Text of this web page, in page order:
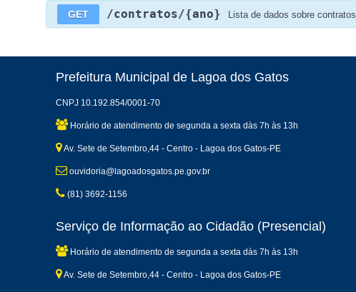
GET /contratos/{ano} Lista de dados sobre contratos
Prefeitura Municipal de Lagoa dos Gatos
CNPJ 10.192.854/0001-70
Horário de atendimento de segunda a sexta dàs 7h às 13h
Av. Sete de Setembro,44 - Centro - Lagoa dos Gatos-PE
ouvidoria@lagoadosgatos.pe.gov.br
(81) 3692-1156
Serviço de Informação ao Cidadão (Presencial)
Horário de atendimento de segunda a sexta dàs 7h às 13h
Av. Sete de Setembro,44 - Centro - Lagoa dos Gatos-PE